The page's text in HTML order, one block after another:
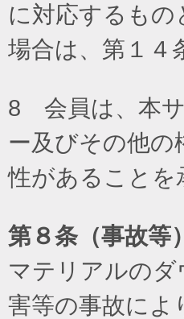
に対応するも
場合は、第１４
8 会員は、本
ー及びその他の
性があることを
第８条（事故等）
マテリアルの
害等の事故によ